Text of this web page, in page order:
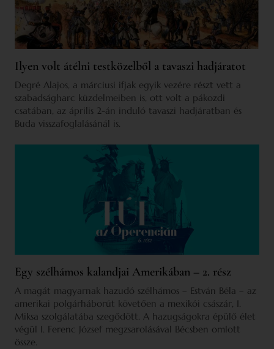
Ilyen volt átélni testközelből a tavaszi hadjáratot
Degré Alajos, a márciusi ifjak egyik vezére részt vett a
szabadságharc küzdelmeiben is, ott volt a pákozdi
csatában, az április 2-án induló tavaszi hadjáratban és
Buda visszafoglalásánál is.
Egy szélhámos kalandjai Amerikában – 2. rész
A magát magyarnak hazudó szélhámos – Estván Béla – az
amerikai polgárháborút követően a mexikói császár, I.
Miksa szolgálatába szegődött. A hazugságokra épülő élet
végül I. Ferenc József megzsarolásával Bécsben omlott
össze.